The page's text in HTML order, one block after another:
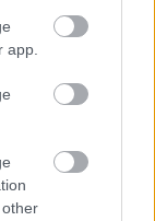
app.
Kenobi sorozat
hagyta ki a
eladjon